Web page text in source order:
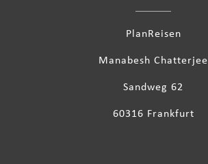
PlanReisen
Manabesh Chatterjee
Sandweg 62
60316 Frankfurt